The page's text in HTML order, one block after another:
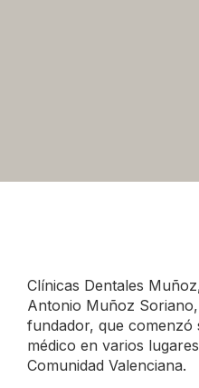
Clínicas Dentales
Antonio Muñoz
fundador, que comenzó
médico en varios
Comunidad Valenciana.